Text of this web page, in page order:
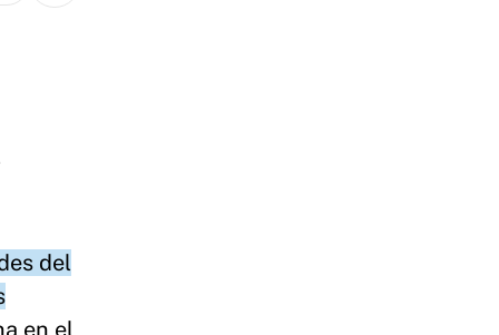
del
en el